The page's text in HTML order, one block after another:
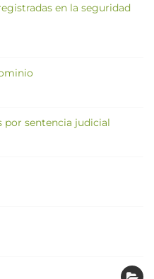
en la seguridad
por sentencia judicial